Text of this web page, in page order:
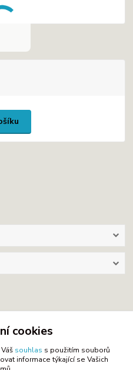
cookies
souhlas s použitím souborů
informace týkající se Vašich